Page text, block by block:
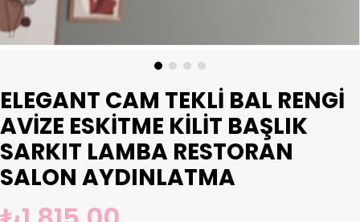
ELEGANT CAM TEKLI BAL RENGI
AVIZE ESKITME KILIT BAŞLIK
SARKIT LAMBA RESTORAN
SALON AYDINLATMA